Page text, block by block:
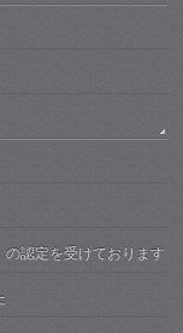
認定を受けております